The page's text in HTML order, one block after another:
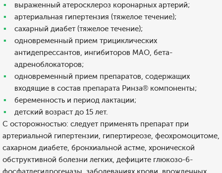
выраженный атеросклероз коронарных артерий;
артериальная гипертензия (тяжелое течение);
сахарный диабет (тяжелое течение);
одновременный прием трициклических
антидепрессантов, ингибиторов МАО, бета-
адреноблокаторов;
одновременный прием препаратов, содержащих
входящие в состав препарата Ринза® компоненты;
беременность и период лактации;
детский возраст до 15 лет.
С осторожностью: следует применять препарат при
артериальной гипертензии, гипертиреозе, феохромоцитоме,
сахарном диабете, бронхиальной астме, хронической
обструктивной болезни легких, дефиците глюкозо-6-